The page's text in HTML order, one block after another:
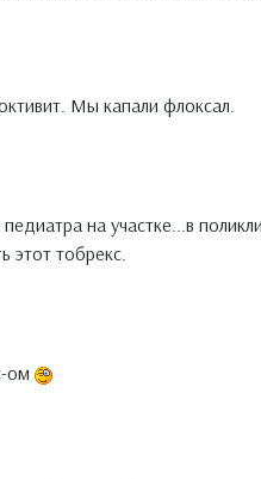
Мы капали флоксал.
на участке...в
этот тобрекс.
ом